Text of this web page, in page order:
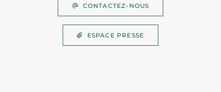
CONTACTEZ-NOUS
ESPACE PRESSE